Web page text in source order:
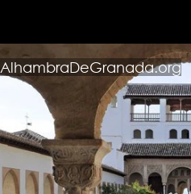
AlhambraDeGranada.org